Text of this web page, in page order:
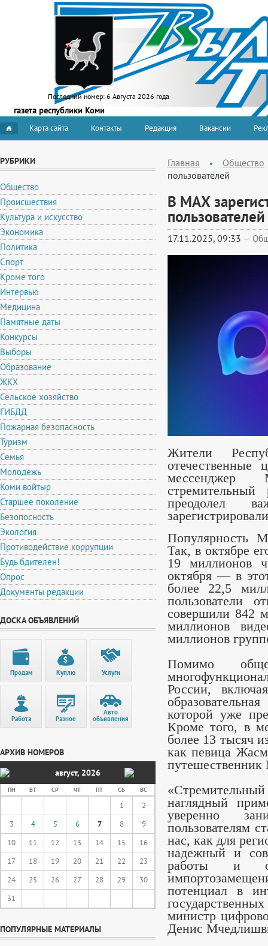
Последний номер: 6 Августа 2026 года
газета республики Коми
Карта сайта Контакты Редакция Вакансии
РУБРИКИ
Общество
Происшествия
Культура и искусство
Экономика
Политика
Спорт
Кроме того
Интервью
Медицина
Памятные даты
Конкурсы
Выборы
Образование
ЖКХ
Сельское хозяйство
ГИБДД
Пожарная безопасность
Туризм
Семья
Молодежь
Коми войтыр
Старшее поколение
Безопосность
Экология
Противодействие коррупции
Будь бдителен!
Опрос
Документы редакции
ДОСКА ОБЪЯВЛЕНИЙ
Продам Куплю Услуги
Работа Разное
Авто
объявления
АРХИВ НОМЕРОВ
август, 2026
ПН ВТ СР ЧТ ПТ СБ ВС
1
2
3
4 5 6 7 8
9
10
11 12 13 14 15
16
17
18 19 20 21 22
23
24
25 26 27 28 29
30
31
ПОПУЛЯРНЫЕ МАТЕРИАЛЫ
Главная
Общество
пользователей
В МАХ
пользователей
17.11.2025, 09:33 —
Жители
мессенджер
преодолел
Популярность
Так, в октябре
19 миллионов
октября — в
более 22,5
пользователи
совершили 842
миллионов
миллионов
Помимо
России,
которой уже
Кроме того, в
более 13 тысяч
как певица
наглядный
уверенно
пользователям
нас, как для
надежный и
работы и
потенциал в
министр
Денис